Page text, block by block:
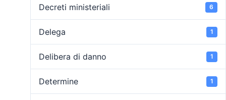
Decreti ministeriali 6
Delega 1
Delibera di danno 1
Determine 1